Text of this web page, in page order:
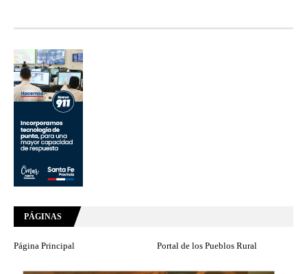
PÁGINAS
Página Principal Portal de los Pueblos Rural